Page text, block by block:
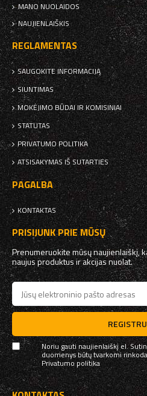
MANO NUOLAIDOS
NAUJIENLAIŠKIS
REGLAMENTAS
SAUGOKITE INFORMACIJĄ
SIUNTIMAS
MOKĖJIMO BŪDAI IR KOMISINIAI
STATUTAS
PRIVATUMO POLITIKA
ATSISAKYMAS IŠ SUTARTIES
PAGALBA
KONTAKTAS
PRISIJUNK PRIE MŪSŲ
Prenumeruokite mūsų naujienlaiškį,
naujus produktus ir akcijas nuolat.
Noriu gauti naujienlaiškį el.
duomenys būtų tvarkomi
Privatumo politika